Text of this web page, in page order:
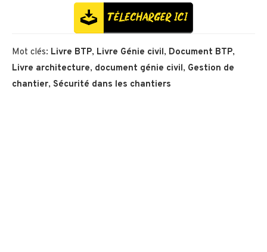
Mot clés: Livre BTP, Livre Génie civil, Document BTP,
Livre architecture, document génie civil, Gestion de
chantier, Sécurité dans les chantiers